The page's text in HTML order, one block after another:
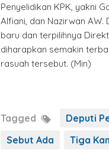
Penyelidikan KPK, yakni
Alfiani, dan Nazirwan
baru dan terpilihnya
diharapkan semakin
rasuah tersebut. (Min)
Tagged Deputi
Sebut Ada
Tiga